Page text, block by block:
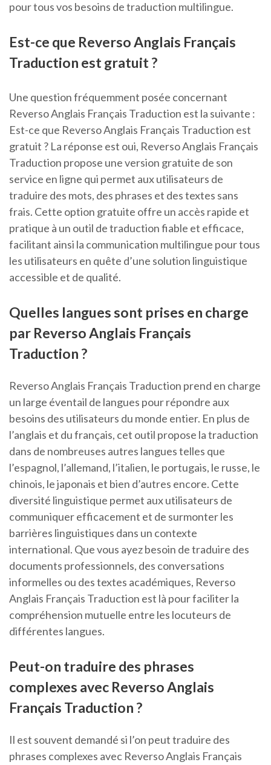
pour tous vos besoins de traduction multilingue.
Est-ce que Reverso Anglais Français
Traduction est gratuit ?
Une question fréquemment posée concernant
Reverso Anglais Français Traduction est la suivante :
Est-ce que Reverso Anglais Français Traduction est
gratuit ? La réponse est oui, Reverso Anglais Français
Traduction propose une version gratuite de son
service en ligne qui permet aux utilisateurs de
traduire des mots, des phrases et des textes sans
frais. Cette option gratuite offre un accès rapide et
pratique à un outil de traduction fiable et efficace,
facilitant ainsi la communication multilingue pour tous
les utilisateurs en quête d’une solution linguistique
accessible et de qualité.
Quelles langues sont prises en charge
par Reverso Anglais Français
Traduction ?
Reverso Anglais Français Traduction prend en charge
un large éventail de langues pour répondre aux
besoins des utilisateurs du monde entier. En plus de
l’anglais et du français, cet outil propose la traduction
dans de nombreuses autres langues telles que
l’espagnol, l’allemand, l’italien, le portugais, le russe, le
chinois, le japonais et bien d’autres encore. Cette
diversité linguistique permet aux utilisateurs de
communiquer efficacement et de surmonter les
barrières linguistiques dans un contexte
international. Que vous ayez besoin de traduire des
documents professionnels, des conversations
informelles ou des textes académiques, Reverso
Anglais Français Traduction est là pour faciliter la
compréhension mutuelle entre les locuteurs de
différentes langues.
Peut-on traduire des phrases
complexes avec Reverso Anglais
Français Traduction ?
Il est souvent demandé si l’on peut traduire des
phrases complexes avec Reverso Anglais Français